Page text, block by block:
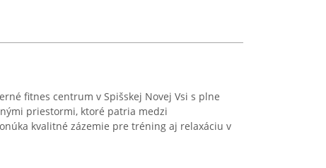
fitnes centrum v Spišskej Novej Vsi s plne
priestormi, ktoré patria medzi
kvalitné zázemie pre tréning aj relaxáciu v